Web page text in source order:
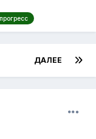
ДАЛЕЕ